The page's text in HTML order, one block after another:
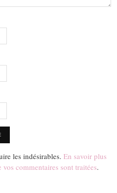
les indésirables. En savoir plus
commentaires sont traitées.